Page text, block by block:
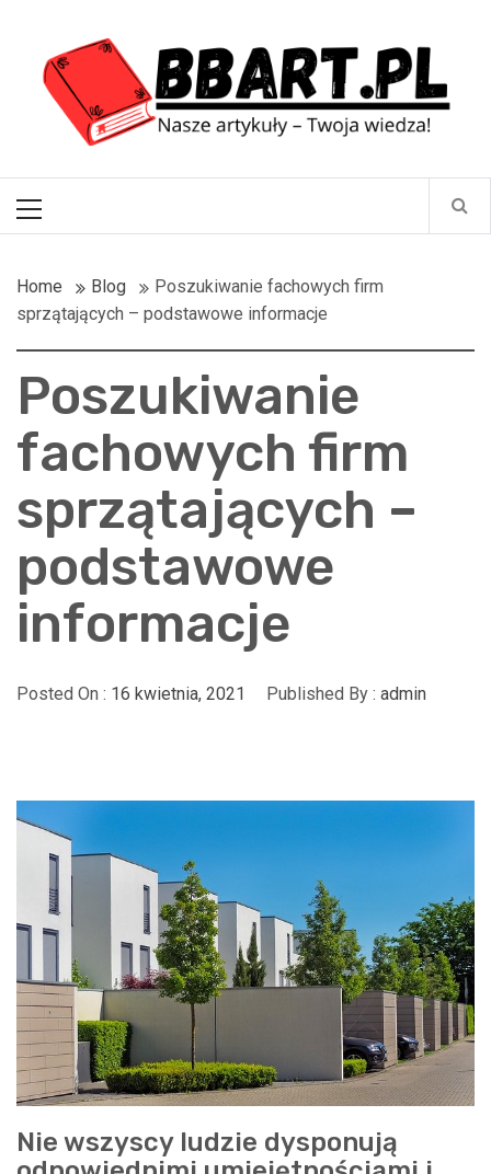
contentBBart.pl
Menu
Home Blog
Poszukiwanie fachowych firm
sprzątających – podstawowe informacje
Poszukiwanie
fachowych firm
sprzątających –
podstawowe
informacje
Posted On : 16 kwietnia, 2021 Published By : admin
Nie wszyscy ludzie dysponują